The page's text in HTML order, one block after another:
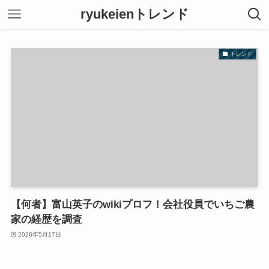
ryukeienトレンド
トレンド
【何者】富山英子のwikiプロフ！会社役員でいちご農
家の経歴を調査
2026年5月17日